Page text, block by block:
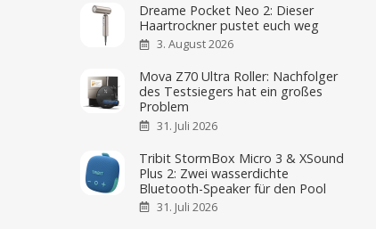
Dreame Pocket Neo 2: Dieser
Haartrockner pustet euch weg
3. August 2026
Mova Z70 Ultra Roller: Nachfolger
des Testsiegers hat ein großes
Problem
31. Juli 2026
Tribit StormBox Micro 3 & XSound
Plus 2: Zwei wasserdichte
Bluetooth-Speaker für den Pool
31. Juli 2026